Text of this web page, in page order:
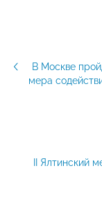
В Москве
мера
II Ялтинский